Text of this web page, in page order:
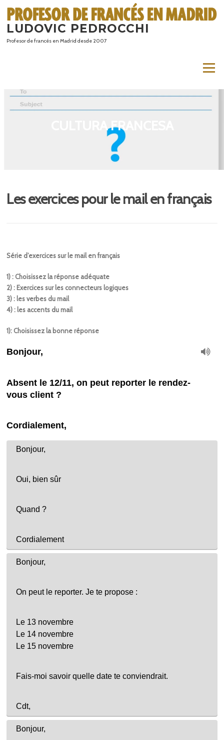
contenido
LUDOVIC PEDROCCHI
Profesor de francés en Madrid desde 2007
Menú
CULTURA FRANCESA
Les exercices pour le mail en français
Série d’exercices sur le mail en français
1) : Choisissez la réponse adéquate
2) : Exercices sur les connecteurs logiques
3) : les verbes du mail
4) : les accents du mail
1): Choisissez la bonne réponse